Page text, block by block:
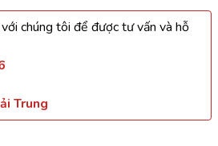
chúng tôi để được tư vấn và hỗ
Trung